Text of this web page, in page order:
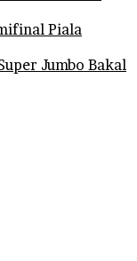
Piala
Jumbo Bakal